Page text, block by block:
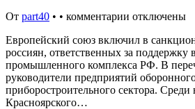
От part40 • • комментарии отключены
Европейский союз включил в
россиян, ответственных за поддержку
промышленного комплекса РФ. В
руководители предприятий
приборостроительного сектора.
Красноярского…